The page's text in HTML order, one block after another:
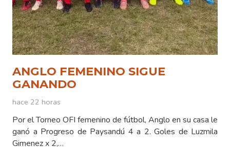
ANGLO FEMENINO SIGUE
GANANDO
hace 22 horas
Por el Torneo OFI femenino de fútbol, Anglo en su casa le
ganó a Progreso de Paysandú 4 a 2. Goles de Luzmila
Gimenez x 2,…